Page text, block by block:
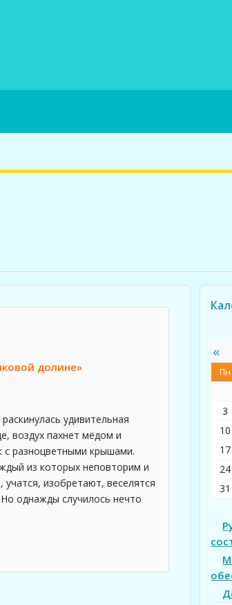
долине»
удивительная
воздух пахнет мёдом и
с разноцветными крышами.
из которых неповторим и
изобретают, веселятся
однажды случилось нечто
«
Пн
3
10
17
24
31